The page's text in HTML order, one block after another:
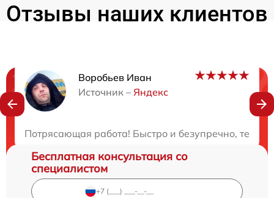
Отзывы наших клиентов
Воробьев Иван
Источник – Яндекс
Потрясающая работа! Быстро и безупречно,
Нужна консультация?
Бесплатная консультация со
специалистом